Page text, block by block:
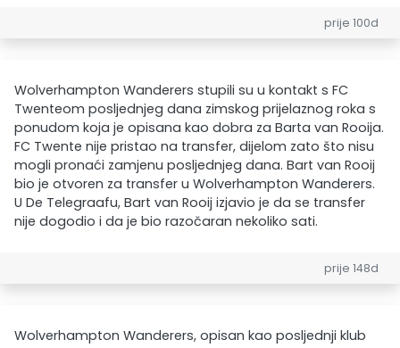
prije 100d
Wolverhampton Wanderers stupili su u kontakt s FC
Twenteom posljednjeg dana zimskog prijelaznog roka s
ponudom koja je opisana kao dobra za Barta van Rooija.
FC Twente nije pristao na transfer, dijelom zato što nisu
mogli pronaći zamjenu posljednjeg dana. Bart van Rooij
bio je otvoren za transfer u Wolverhampton Wanderers.
U De Telegraafu, Bart van Rooij izjavio je da se transfer
nije dogodio i da je bio razočaran nekoliko sati.
prije 148d
Wolverhampton Wanderers, opisan kao posljednji klub